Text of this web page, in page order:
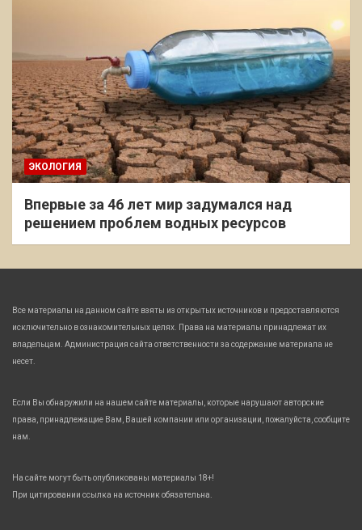
ЭКОЛОГИЯ
Впервые за 46 лет мир задумался над
решением проблем водных ресурсов
Все материалы на данном сайте взяты из открытых источников и предоставляются
исключительно в ознакомительных целях. Права на материалы принадлежат их
владельцам. Администрация сайта ответственности за содержание материала не
несет.
Если Вы обнаружили на нашем сайте материалы, которые нарушают авторские
права, принадлежащие Вам, Вашей компании или организации, пожалуйста, сообщите
нам.
На сайте могут быть опубликованы материалы 18+!
При цитировании ссылка на источник обязательна.